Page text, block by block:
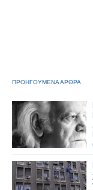
ΠΡΟΗΓΟΥΜΕΝΑ ΑΡΘΡΑ